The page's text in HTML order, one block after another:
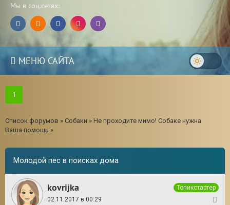
Мы в соц.сетях:
МЕНЮ САЙТА
1
Список форумов » Собаки » Не проходите мимо! Собаке нужна
Ваша помощь »
Молодой пес в поисках дома
kovrijka
Топикстартер
02.11.2017 в 00:29